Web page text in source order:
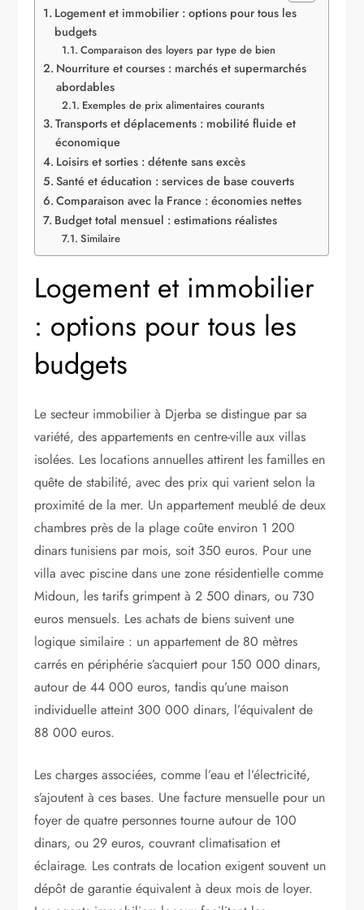
Logement et immobilier : options pour tous les
budgets
Comparaison des loyers par type de bien
Nourriture et courses : marchés et supermarchés
abordables
Exemples de prix alimentaires courants
Transports et déplacements : mobilité fluide et
économique
Loisirs et sorties : détente sans excès
Santé et éducation : services de base couverts
Comparaison avec la France : économies nettes
Budget total mensuel : estimations réalistes
Similaire
Logement et immobilier
: options pour tous les
budgets
Le secteur immobilier à Djerba se distingue par sa
variété, des appartements en centre-ville aux villas
isolées. Les locations annuelles attirent les familles en
quête de stabilité, avec des prix qui varient selon la
proximité de la mer. Un appartement meublé de deux
chambres près de la plage coûte environ 1 200
dinars tunisiens par mois, soit 350 euros. Pour une
villa avec piscine dans une zone résidentielle comme
Midoun, les tarifs grimpent à 2 500 dinars, ou 730
euros mensuels. Les achats de biens suivent une
logique similaire : un appartement de 80 mètres
carrés en périphérie s’acquiert pour 150 000 dinars,
autour de 44 000 euros, tandis qu’une maison
individuelle atteint 300 000 dinars, l’équivalent de
88 000 euros.
Les charges associées, comme l’eau et l’électricité,
s’ajoutent à ces bases. Une facture mensuelle pour un
foyer de quatre personnes tourne autour de 100
dinars, ou 29 euros, couvrant climatisation et
éclairage. Les contrats de location exigent souvent un
dépôt de garantie équivalent à deux mois de loyer.